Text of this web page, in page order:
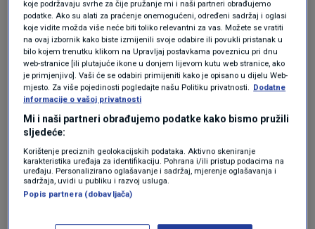
njakali pred ludim klovnom) prave od Rusije
svetsko strašilo. Rusija je iscrpela svoje snage u
ratu protiv Ukrajine (naravno da neka budala
može da posegne za nuklearkama ali je to malo
verovatno i ne odnosi se samo na Rusiju), koji će
(nadam se uskoro) izgubiti. Rusija je najveća
pretnja samo svojim građanima, osiromašenim,
oskaćenim ... Jedina pretnja iz Rusije je nova
poplava iseljenika (koji beže od 'blagostanja') i
krimosa (pogotovu onih 'školovanih' na frontu).
Odgovor
koje podržavaju svrhe za čije pružanje mi i naši partneri obrađujemo
podatke. Ako su alati za praćenje onemogućeni, određeni sadržaj i oglasi
koje vidite možda više neće biti toliko relevantni za vas. Možete se vratiti
na ovaj izbornik kako biste izmijenili svoje odabire ili povukli pristanak u
bilo kojem trenutku klikom na Upravljaj postavkama poveznicu pri dnu
web-stranice [ili plutajuće ikone u donjem lijevom kutu web stranice, ako
je primjenjivo]. Vaši će se odabiri primijeniti kako je opisano u dijelu Web-
mjesto. Za više pojedinosti pogledajte našu Politiku privatnosti. Dodatne
informacije o vašoj privatnosti
Mi i naši partneri obrađujemo podatke kako bismo pružili
sljedeće:
Korištenje preciznih geolokacijskih podataka. Aktivno skeniranje
karakteristika uređaja za identifikaciju. Pohrana i/ili pristup podacima na
uređaju. Personalizirano oglašavanje i sadržaj, mjerenje oglašavanja i
sadržaja, uvidi u publiku i razvoj usluga.
Popis partnera (dobavljača)